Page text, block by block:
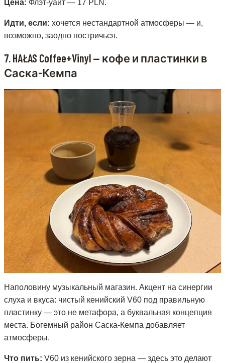
Цена: Флэт-уайт — 17 PLN.
Идти, если: хочется нестандартной атмосферы — и,
возможно, заодно постричься.
7. HAŁAS Coffee+Vinyl — кофе и пластинки в
Саска-Кемпа
Наполовину музыкальный магазин. Акцент на синергии
слуха и вкуса: чистый кенийский V60 под правильную
пластинку — это не метафора, а буквальная концепция
места. Богемный район Саска-Кемпа добавляет
атмосферы.
Что пить: V60 из кенийского зерна — здесь это делают